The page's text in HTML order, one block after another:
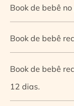
Book de bebê
Book de bebê
Book de bebê
12 dias.